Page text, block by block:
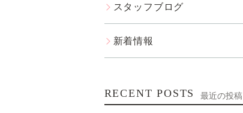
スタッフブログ
新着情報
RECENT POSTS 最近の投稿